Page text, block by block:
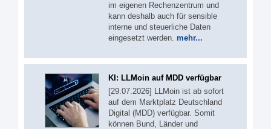
im eigenen Rechenzentrum und
kann deshalb auch für sensible
interne und steuerliche Daten
eingesetzt werden. mehr...
KI: LLMoin auf MDD verfügbar
[29.07.2026] LLMoin ist ab sofort
auf dem Marktplatz Deutschland
Digital (MDD) verfügbar. Somit
können Bund, Länder und